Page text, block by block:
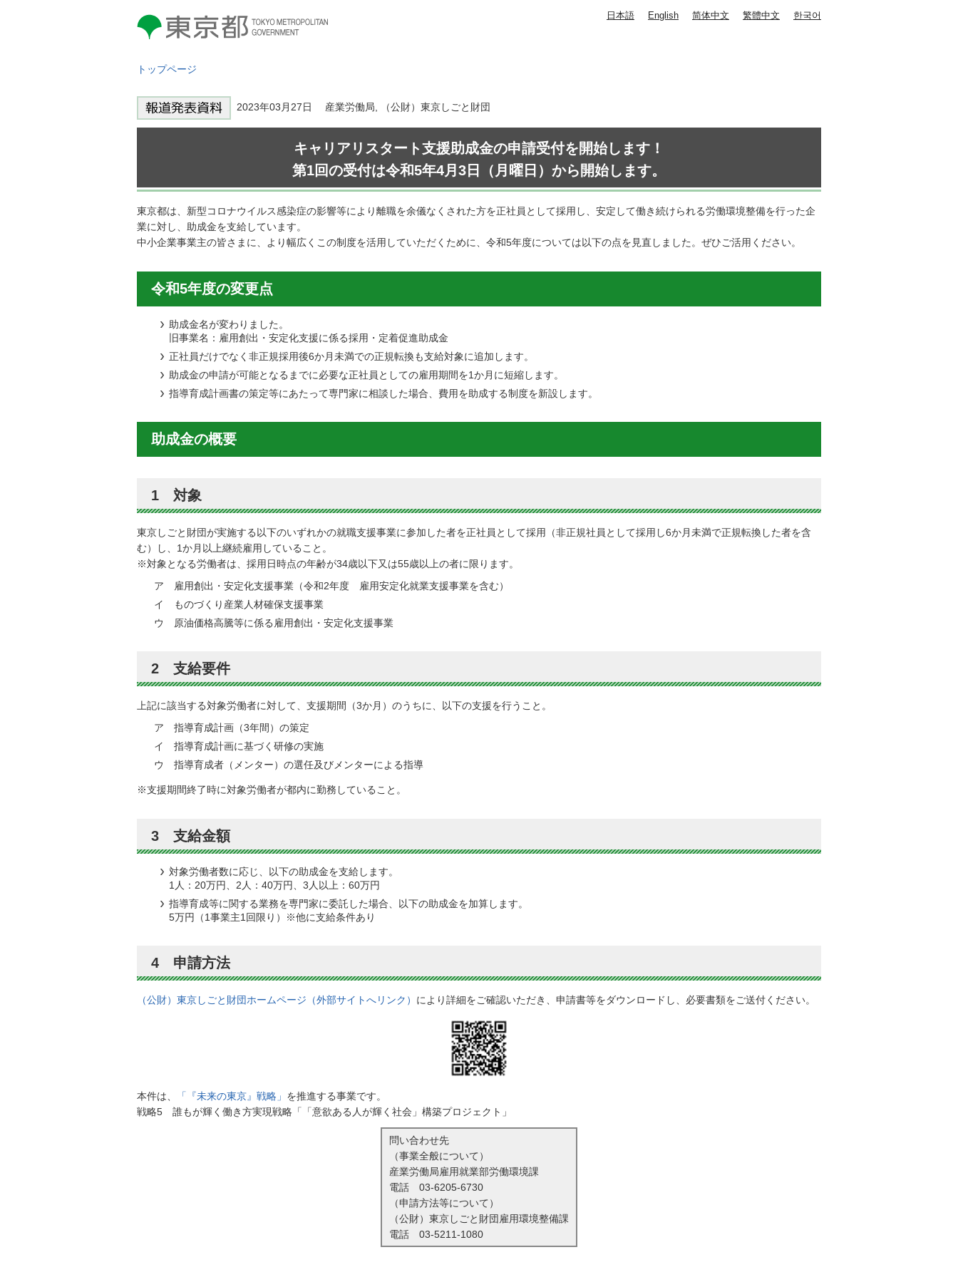
東京都 TOKYO METROPOLITAN
GOVERNMENT
日本語 English 简体中文 繁體中文 한국어
トップページ
2023年03月27日 産業労働局, （公財）東京しごと財団
キャリアリスタート支援助成金の申請受付を開始します！
第1回の受付は令和5年4月3日（月曜日）から開始します。
東京都は、新型コロナウイルス感染症の影響等により離職を余儀なくされた方を正社員として採用し、安定して働き続けられる労働環境整備を行った企
業に対し、助成金を支給しています。
中小企業事業主の皆さまに、より幅広くこの制度を活用していただくために、令和5年度については以下の点を見直しました。ぜひご活用ください。
令和5年度の変更点
助成金名が変わりました。
旧事業名：雇用創出・安定化支援に係る採用・定着促進助成金
正社員だけでなく非正規採用後6か月未満での正規転換も支給対象に追加します。
助成金の申請が可能となるまでに必要な正社員としての雇用期間を1か月に短縮します。
指導育成計画書の策定等にあたって専門家に相談した場合、費用を助成する制度を新設します。
助成金の概要
1 対象
東京しごと財団が実施する以下のいずれかの就職支援事業に参加した者を正社員として採用（非正規社員として採用し6か月未満で正規転換した者を含
む）し、1か月以上継続雇用していること。
※対象となる労働者は、採用日時点の年齢が34歳以下又は55歳以上の者に限ります。
ア 雇用創出・安定化支援事業（令和2年度 雇用安定化就業支援事業を含む）
イ ものづくり産業人材確保支援事業
ウ 原油価格高騰等に係る雇用創出・安定化支援事業
2 支給要件
上記に該当する対象労働者に対して、支援期間（3か月）のうちに、以下の支援を行うこと。
ア 指導育成計画（3年間）の策定
イ 指導育成計画に基づく研修の実施
ウ 指導育成者（メンター）の選任及びメンターによる指導
※支援期間終了時に対象労働者が都内に勤務していること。
3 支給金額
対象労働者数に応じ、以下の助成金を支給します。
1人：20万円、2人：40万円、3人以上：60万円
指導育成等に関する業務を専門家に委託した場合、以下の助成金を加算します。
5万円（1事業主1回限り）※他に支給条件あり
4 申請方法
（公財）東京しごと財団ホームページ（外部サイトへリンク） により詳細をご確認いただき、申請書等をダウンロードし、必要書類をご送付ください。
本件は、 「『未来の東京』戦略」 を推進する事業です。
戦略5 誰もが輝く働き方実現戦略「「意欲ある人が輝く社会」構築プロジェクト」
問い合わせ先
（事業全般について）
産業労働局雇用就業部労働環境課
電話 03-6205-6730
（申請方法等について）
（公財）東京しごと財団雇用環境整備課
電話 03-5211-1080